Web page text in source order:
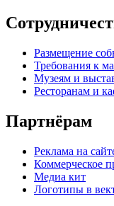
Размещение
Требования к
Музеям и
Ресторанам и
Партнёрам
Реклама на
Коммерческое
Медиа кит
Логотипы в